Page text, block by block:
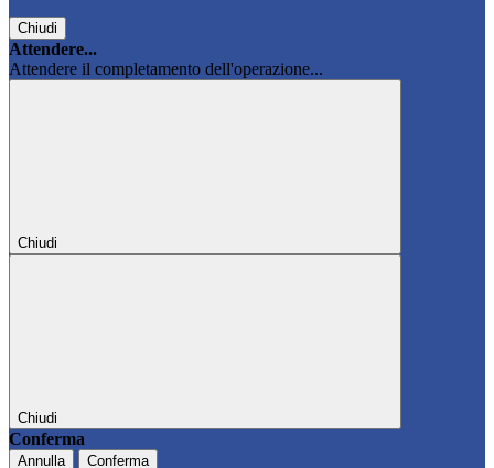
Chiudi
Attendere...
Attendere il completamento dell'operazione...
Chiudi
Chiudi
Conferma
Annulla Conferma